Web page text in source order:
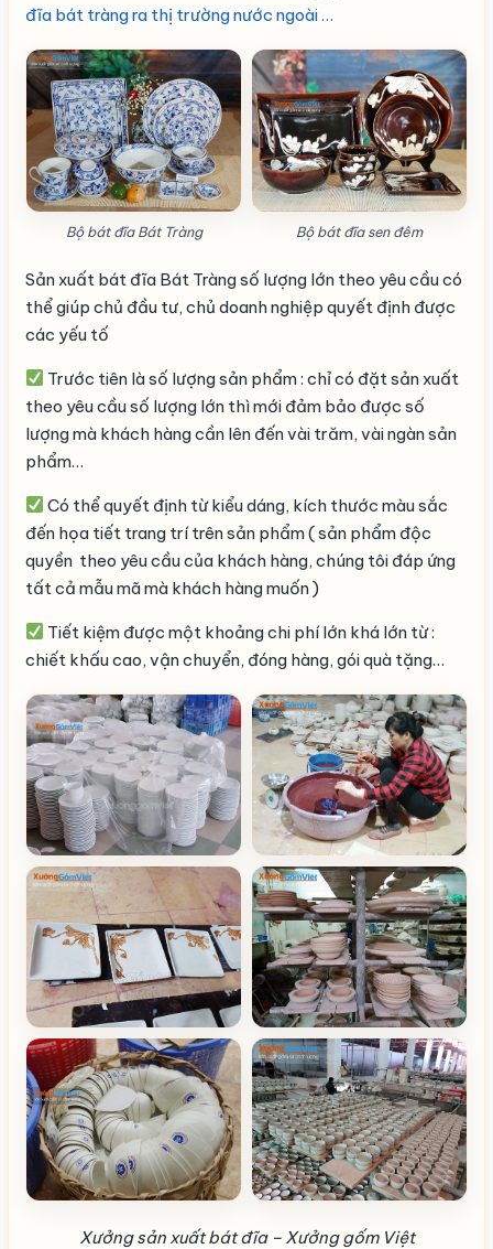
đĩa bát tràng ra thị trường nước ngoài …
Bộ bát đĩa Bát Tràng Bộ bát đĩa sen đêm
Sản xuất bát đĩa Bát Tràng số lượng lớn theo yêu cầu có
thể giúp chủ đầu tư, chủ doanh nghiệp quyết định được
các yếu tố
Trước tiên là số lượng sản phẩm : chỉ có đặt sản xuất
theo yêu cầu số lượng lớn thì mới đảm bảo được số
lượng mà khách hàng cần lên đến vài trăm, vài ngàn sản
phẩm…
Có thể quyết định từ kiểu dáng, kích thước màu sắc
đến họa tiết trang trí trên sản phẩm ( sản phẩm độc
quyền theo yêu cầu của khách hàng, chúng tôi đáp ứng
tất cả mẫu mã mà khách hàng muốn )
Tiết kiệm được một khoảng chi phí lớn khá lớn từ :
chiết khấu cao, vận chuyển, đóng hàng, gói quà tặng…
Xưởng sản xuất bát đĩa – Xưởng gốm Việt